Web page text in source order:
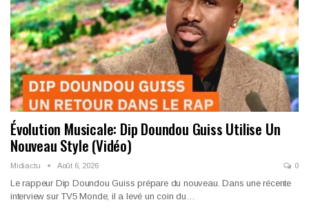
Évolution Musicale: Dip Doundou Guiss Utilise Un
Nouveau Style (Vidéo)
Midiactu Août 6, 2026 0
Le rappeur Dip Doundou Guiss prépare du nouveau. Dans une récente
interview sur TV5 Monde, il a levé un coin du…